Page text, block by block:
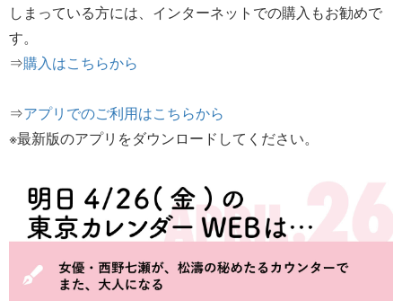
しまっている方には、インターネットでの購入もお勧めで
す。
⇒購入はこちらから
⇒アプリでのご利用はこちらから
※最新版のアプリをダウンロードしてください。